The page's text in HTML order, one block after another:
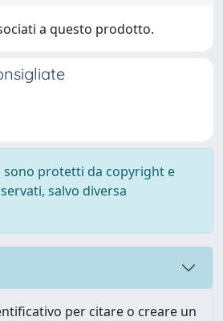
a questo prodotto.
sono protetti da copyright e
salvo diversa
per citare o creare un